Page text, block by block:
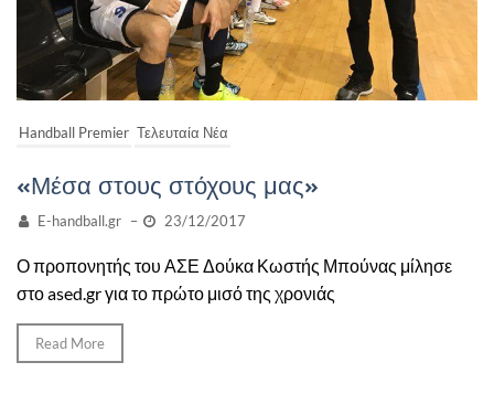
Handball Premier Τελευταία Νέα
«Μέσα στους στόχους μας»
E-handball.gr – 23/12/2017
Ο προπονητής του ΑΣΕ Δούκα Κωστής Μπούνας μίλησε
στο ased.gr για το πρώτο μισό της χρονιάς
Read More